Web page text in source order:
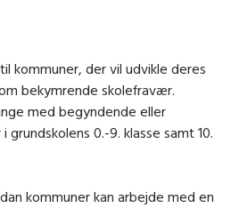
kommuner, der vil udvikle deres
bekymrende skolefravær.
med begyndende eller
0.-9. klasse samt 10.
kommuner kan arbejde med en